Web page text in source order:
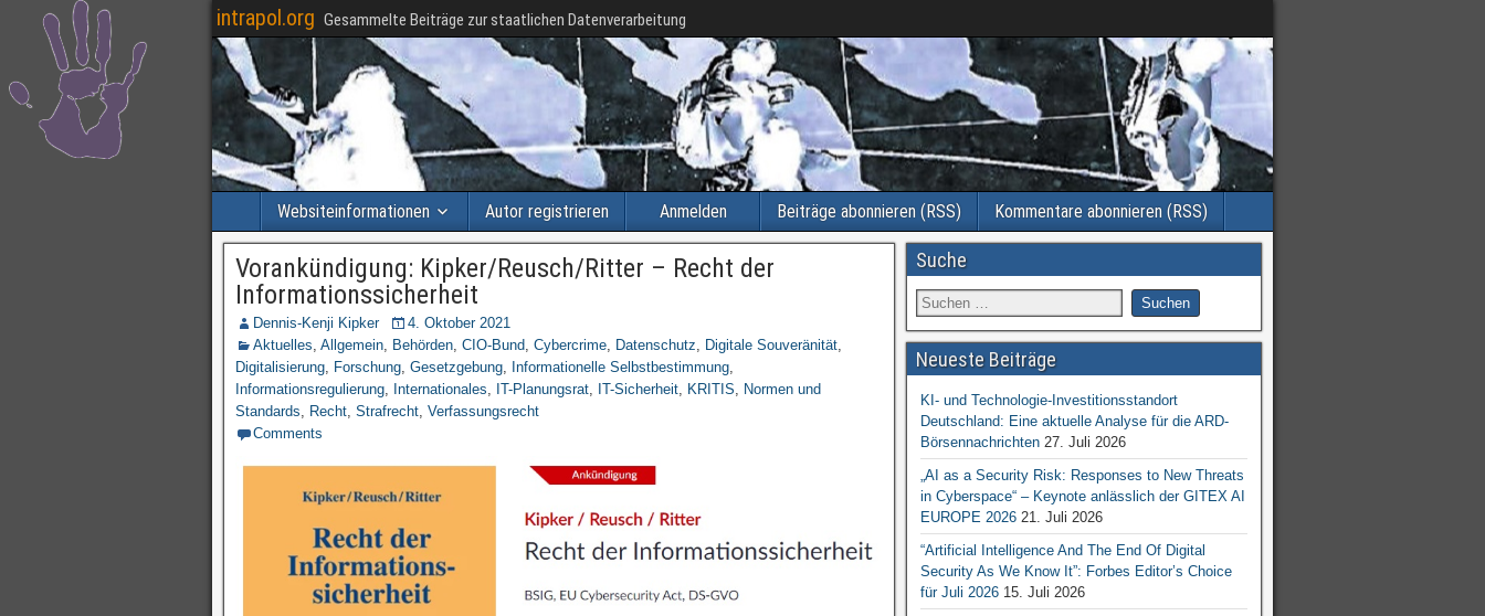
intrapol.org Gesammelte Beiträge zur staatlichen Datenverarbeitung
Websiteinformationen Autor registrieren Anmelden Beiträge abonnieren (RSS) Kommentare abonnieren (RSS)
Vorankündigung: Kipker/Reusch/Ritter – Recht der
Informationssicherheit
Dennis-Kenji Kipker
4. Oktober 2021
Aktuelles, Allgemein, Behörden, CIO-Bund, Cybercrime, Datenschutz, Digitale Souveränität,
Digitalisierung, Forschung, Gesetzgebung, Informationelle Selbstbestimmung,
Informationsregulierung, Internationales, IT-Planungsrat, IT-Sicherheit, KRITIS, Normen und
Standards, Recht, Strafrecht, Verfassungsrecht
Comments
Suche
Neueste Beiträge
KI- und Technologie-Investitionsstandort
Deutschland: Eine aktuelle Analyse für die ARD-
Börsennachrichten 27. Juli 2026
„AI as a Security Risk: Responses to New Threats
in Cyberspace“ – Keynote anlässlich der GITEX AI
EUROPE 2026 21. Juli 2026
“Artificial Intelligence And The End Of Digital
Security As We Know It”: Forbes Editor’s Choice
für Juli 2026 15. Juli 2026